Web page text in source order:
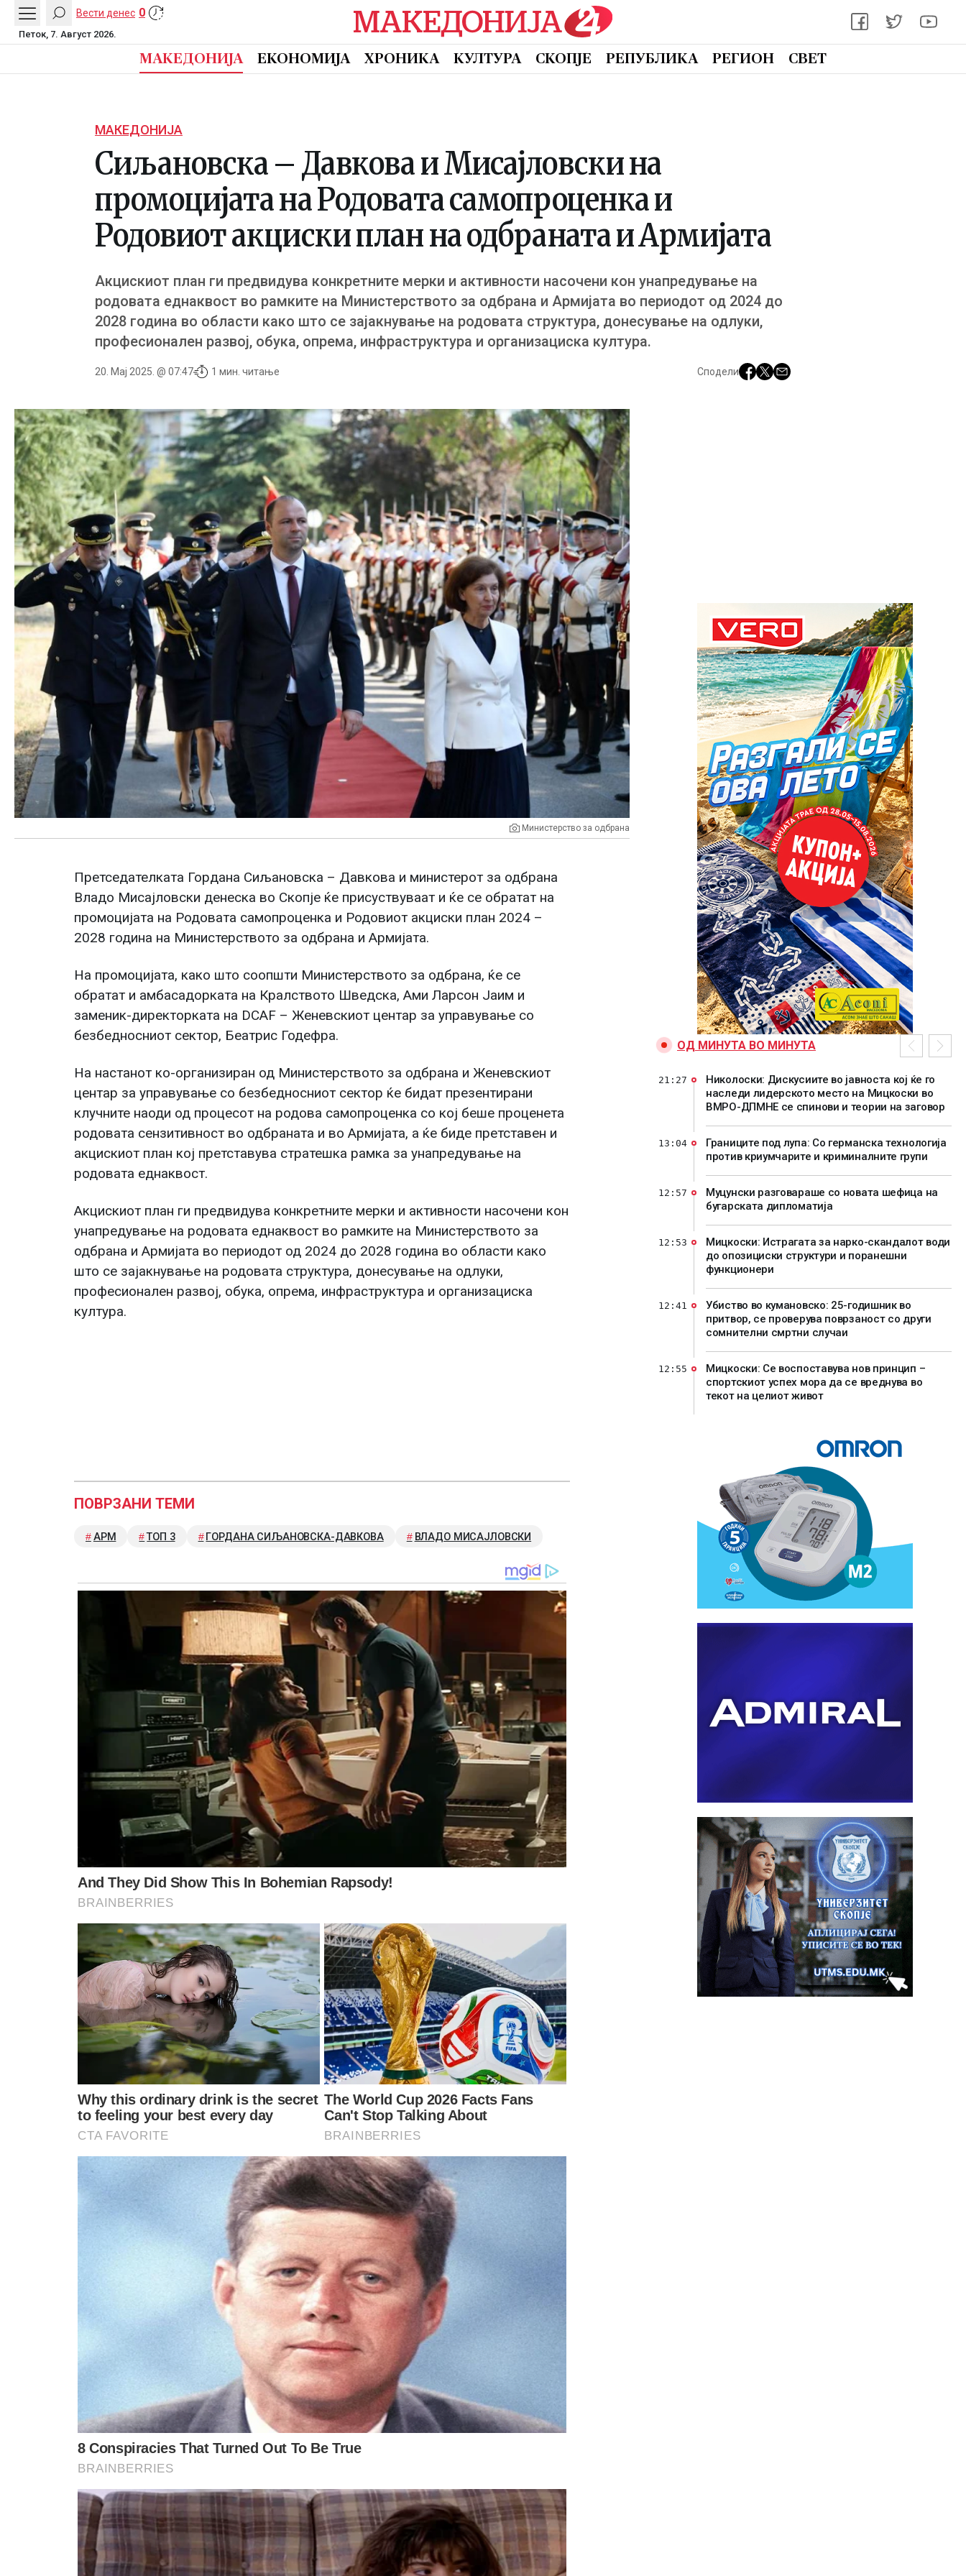
Вести денес 0
Петок, 7. Август 2026.
МАКЕДОНИЈА ЕКОНОМИЈА ХРОНИКА КУЛТУРА СКОПЈЕ РЕПУБЛИКА РЕГИОН СВЕТ
МАКЕДОНИЈА
Сиљановска – Давкова и Мисајловски на
промоцијата на Родовата самопроценка и
Родовиот акциски план на одбраната и Армијата
Акцискиот план ги предвидува конкретните мерки и активности насочени кон унапредување на
родовата еднаквост во рамките на Министерството за одбрана и Армијата во периодот од 2024 до
2028 година во области како што се зајакнување на родовата структура, донесување на одлуки,
професионален развој, обука, опрема, инфраструктура и организациска култура.
20. Мај 2025. @ 07:47 1 мин. читање Сподели
Министерство за одбрана
Претседателката Гордана Сиљановска – Давкова и министерот за одбрана
Владо Мисајловски денеска во Скопје ќе присуствуваат и ќе се обратат на
промоцијата на Родовата самопроценка и Родовиот акциски план 2024 –
2028 година на Министерството за одбрана и Армијата.
На промоцијата, како што соопшти Министерството за одбрана, ќе се
обратат и амбасадорката на Кралството Шведска, Ами Ларсон Јаим и
заменик-директорката на DCAF – Женевскиот центар за управување со
безбедносниот сектор, Беатрис Годефра.
На настанот ко-организиран од Министерството за одбрана и Женевскиот
центар за управување со безбедносниот сектор ќе бидат презентирани
клучните наоди од процесот на родова самопроценка со кој беше проценета
родовата сензитивност во одбраната и во Армијата, а ќе биде претставен и
акцискиот план кој претставува стратешка рамка за унапредување на
родовата еднаквост.
Акцискиот план ги предвидува конкретните мерки и активности насочени кон
унапредување на родовата еднаквост во рамките на Министерството за
одбрана и Армијата во периодот од 2024 до 2028 година во области како
што се зајакнување на родовата структура, донесување на одлуки,
професионален развој, обука, опрема, инфраструктура и организациска
култура.
ПОВРЗАНИ ТЕМИ
АРМ ТОП 3 ГОРДАНА СИЉАНОВСКА-ДАВКОВА ВЛАДО МИСАЈЛОВСКИ
ОД МИНУТА ВО МИНУТА
Николоски: Дискусиите во јавноста кој ќе го
наследи лидерското место на Мицкоски во
ВМРО-ДПМНЕ се спинови и теории на заговор
21:27
Границите под лупа: Со германска технологија
против криумчарите и криминалните групи
13:04
Муцунски разговараше со новата шефица на
бугарската дипломатија
12:57
Мицкоски: Истрагата за нарко-скандалот води
до опозициски структури и поранешни
функционери
12:53
Убиство во кумановско: 25-годишник во
притвор, се проверува поврзаност со други
сомнителни смртни случаи
12:41
Мицкоски: Се воспоставува нов принцип –
спортскиот успех мора да се вреднува во
текот на целиот живот
12:55